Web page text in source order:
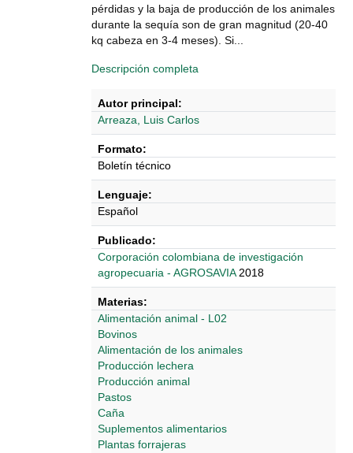
pérdidas y la baja de producción de los animales
durante la sequía son de gran magnitud (20-40
kq cabeza en 3-4 meses). Si...
Descripción completa
Autor principal:
Arreaza, Luis Carlos
Formato:
Boletín técnico
Lenguaje:
Español
Publicado:
‎‎Corporación colombiana de investigación
agropecuaria - AGROSAVIA 2018
Materias:
Alimentación animal - L02
Bovinos
Alimentación de los animales
Producción lechera
Producción animal
Pastos
Caña
Suplementos alimentarios
Plantas forrajeras